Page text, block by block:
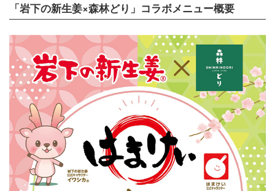
「岩下の新生姜×森林どり」コラボメニュー概要